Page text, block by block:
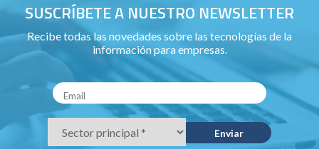
SUSCRÍBETE A NUESTRO NEWSLETTER
Recibe todas las novedades sobre las tecnologías de la
información para empresas.